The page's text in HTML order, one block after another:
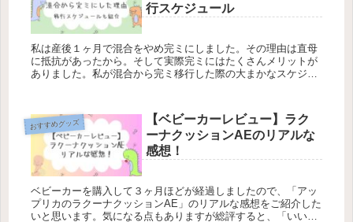
行スケジュール
私は産後１ヶ月で混合をやめ完ミにしました。その理由は直母
に抵抗があったから。そして実際完ミにはたくさんメリットが
ありました。私が混合から完ミ移行した際の大まかなスケジュ
おすすめグッズ
【ベビーカーレビュー】ラク
ーナクッションAEのリアルな
感想！
ベビーカーを購入して３ヶ月ほどが経過しましたので、「アッ
プリカのラクーナクッションAE」のリアルな感想をご紹介した
いと思います。気になる点もありますが総評すると、「いいと